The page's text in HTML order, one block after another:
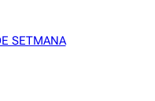
SETMANA